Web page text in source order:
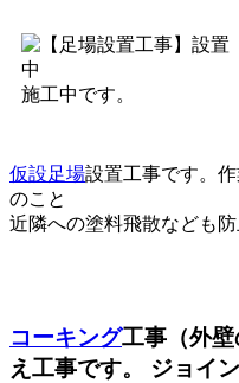
施工中です。
仮設足場設置工事です。
のこと
近隣への塗料飛散なども
コーキング工事（外
え工事です。 ジョイ